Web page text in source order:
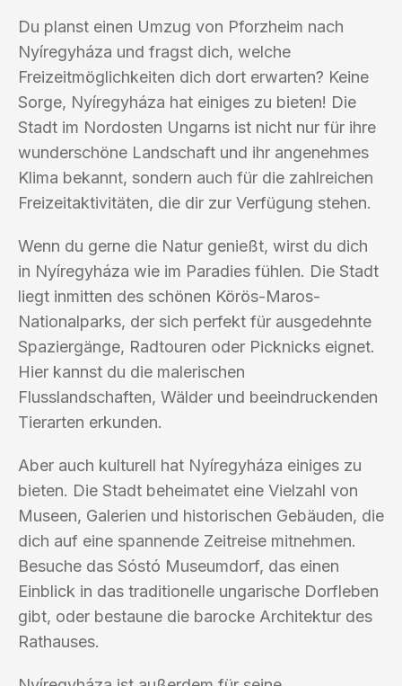
Du planst einen Umzug von Pforzheim nach
Nyíregyháza und fragst dich, welche
Freizeitmöglichkeiten dich dort erwarten? Keine
Sorge, Nyíregyháza hat einiges zu bieten! Die
Stadt im Nordosten Ungarns ist nicht nur für ihre
wunderschöne Landschaft und ihr angenehmes
Klima bekannt, sondern auch für die zahlreichen
Freizeitaktivitäten, die dir zur Verfügung stehen.
Wenn du gerne die Natur genießt, wirst du dich
in Nyíregyháza wie im Paradies fühlen. Die Stadt
liegt inmitten des schönen Körös-Maros-
Nationalparks, der sich perfekt für ausgedehnte
Spaziergänge, Radtouren oder Picknicks eignet.
Hier kannst du die malerischen
Flusslandschaften, Wälder und beeindruckenden
Tierarten erkunden.
Aber auch kulturell hat Nyíregyháza einiges zu
bieten. Die Stadt beheimatet eine Vielzahl von
Museen, Galerien und historischen Gebäuden, die
dich auf eine spannende Zeitreise mitnehmen.
Besuche das Sóstó Museumdorf, das einen
Einblick in das traditionelle ungarische Dorfleben
gibt, oder bestaune die barocke Architektur des
Rathauses.